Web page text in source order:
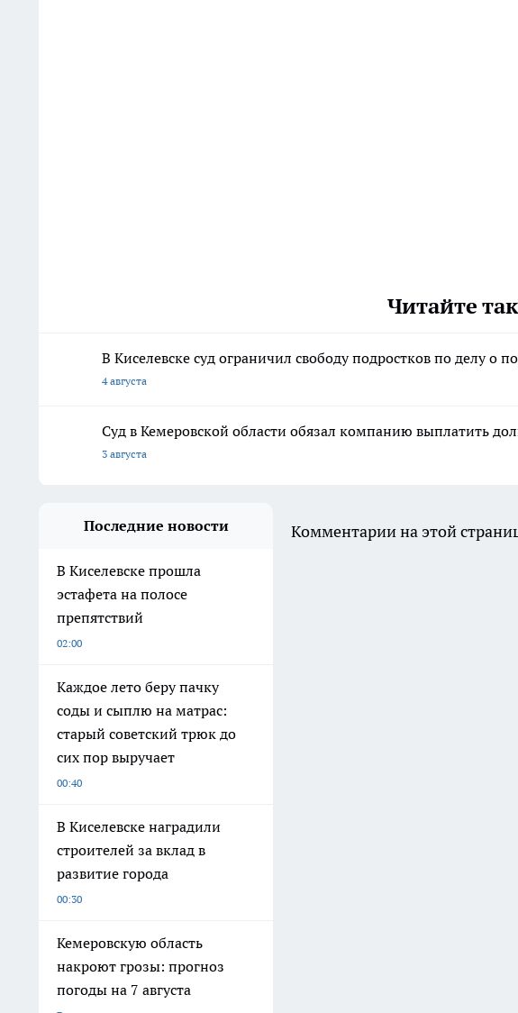
Читайте
В Киселевске суд ограничил свободу подростков по делу о
4 августа
Суд в Кемеровской области обязал компанию выплатить
3 августа
Последние новости
В Киселевске прошла
эстафета на полосе
препятствий
02:00
Каждое лето беру пачку
соды и сыплю на матрас:
старый советский трюк до
сих пор выручает
00:40
В Киселевске наградили
строителей за вклад в
развитие города
00:30
Кемеровскую область
накроют грозы: прогноз
погоды на 7 августа
Комментарии на этой